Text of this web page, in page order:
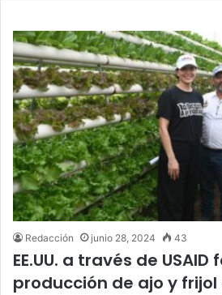
Redacción junio 28, 2024 43
EE.UU. a través de
producción de ajo y frijol